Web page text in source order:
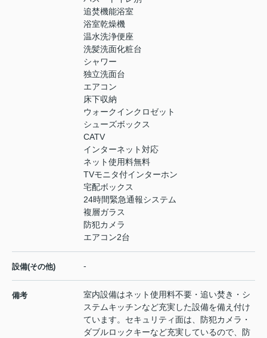
追焚機能浴室
浴室乾燥機
温水洗浄便座
洗髪洗面化粧台
シャワー
独立洗面台
エアコン
床下収納
ウォークインクロゼット
シューズボックス
CATV
インターネット対応
ネット使用料無料
TVモニタ付インターホン
宅配ボックス
24時間緊急通報システム
複層ガラス
防犯カメラ
エアコン2台
設備(その他) -
備考
室内設備はネット使用料不要・追い焚き・シ
ステムキッチンなど充実した設備を備え付け
ています。セキュリティ面は、防犯カメラ・
ダブルロックキーなど充実しているので、防